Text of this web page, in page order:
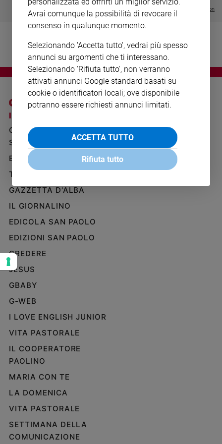
Ambiente
Aziende
di
Caso
settimana
Migranti
Diversità
e
inclusione
e
spettacoli
Sanremo
Cinema,
Tv
streaming
Libri
Musica
Famiglia
ed
educazione
e
Coppia
Visualizza tutte le collection
I SITI SAN PAOLO
GRUPPO EDITORIALE
SAN PAOLO
BENESSERE
TELENOVA
GAZZETTA D'ALBA
IL GIORNALINO
EDICOLA SAN PAOLO
EDIZIONI SAN PAOLO
CREDERE
JESUS
GBABY
G-WEB
I LOVE ENGLISH JUNIOR
VITA PASTORALE
IL COOPERATORE
PAOLINO
MARIA CON TE
LA DOMENICA
VITA PASTORALE
SETTIMANA DELLA
COMUNICAZIONE
PRIVACY POLICY
INFORMATIVA
WHISTLEBLOWING
SOCIAL
Avrai comunque la possibilità di revocare il
consenso in qualunque momento.
Selezionando 'Accetta tutto', vedrai più spesso
annunci su argomenti che ti interessano.
Selezionando 'Rifiuta tutto', non verranno
attivati annunci Google standard basati su
cookie o identificatori locali; ove disponibile
potranno essere richiesti annunci limitati.
ACCETTA TUTTO
Rifiuta tutto